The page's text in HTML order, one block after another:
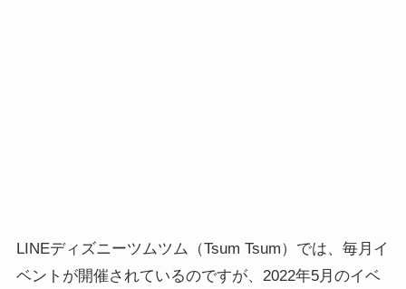
LINEディズニーツムツム（Tsum Tsum）では、毎月イ
ベントが開催されているのですが、2022年5月のイベ